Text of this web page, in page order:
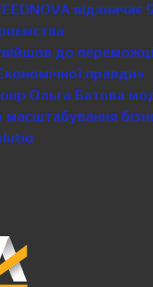
відзначає
увійшов до
правди»
Ольга Батова
масштабування